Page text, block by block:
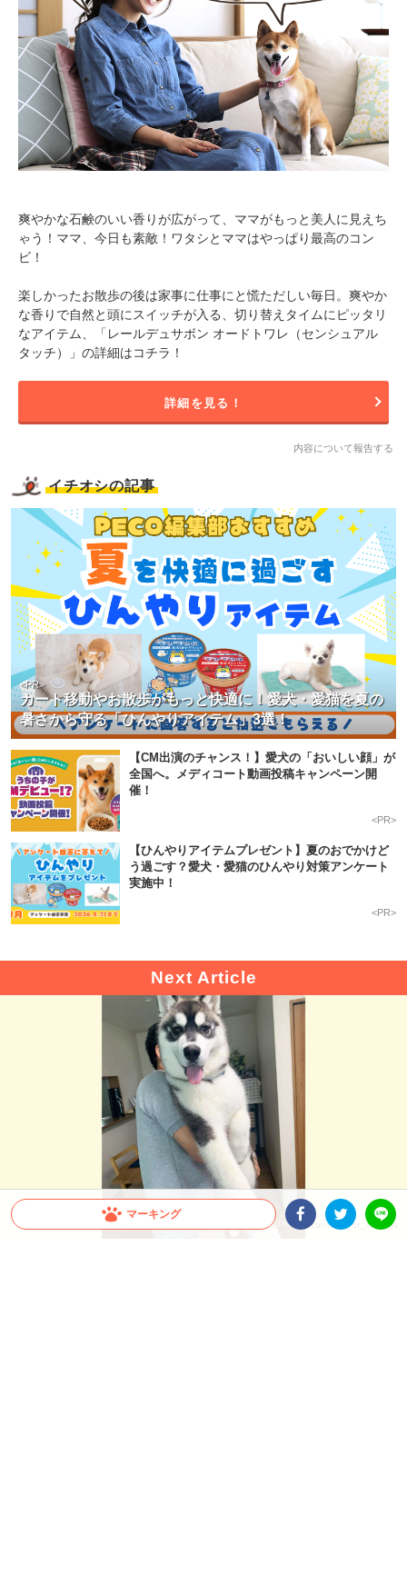
爽やかな石鹸のいい香りが広がって、ママがもっと美人に見えち
ゃう！ママ、今日も素敵！ワタシとママはやっぱり最高のコン
ビ！
楽しかったお散歩の後は家事に仕事にと慌ただしい毎日。爽やか
な香りで自然と頭にスイッチが入る、切り替えタイムにピッタリ
なアイテム、「レールデュサボン オードトワレ（センシュアル
タッチ）」の詳細はコチラ！
詳細を見る！
内容について報告する
マーキング
イチオシの記事
カート移動やお散歩がもっと快適に！愛犬・愛猫を夏の
暑さから守る「ひんやりアイテム」3選！
<PR>
【CM出演のチャンス！】愛犬の「おいしい顔」が
全国へ。メディコート動画投稿キャンペーン開
催！
<PR>
【ひんやりアイテムプレゼント】夏のおでかけど
う過ごす？愛犬・愛猫のひんやり対策アンケート
実施中！
<PR>
出典 : https://twitter.com/meteor_mayuge